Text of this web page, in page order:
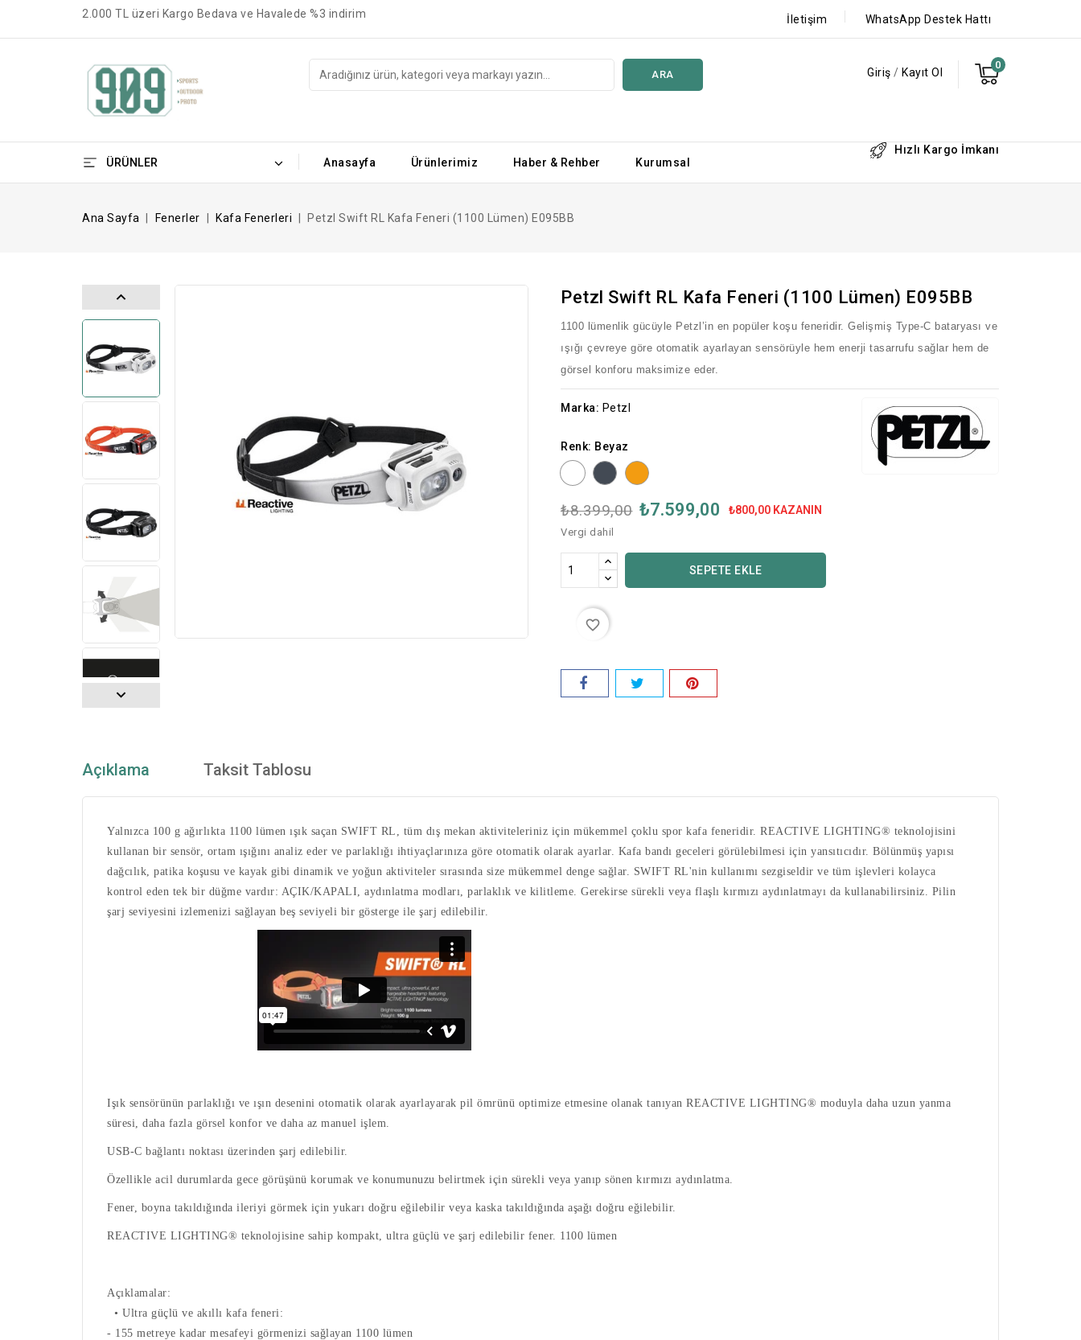
2.000 TL üzeri Kargo Bedava ve Havalede %3 indirim İletişim WhatsApp Destek Hattı
0
Giriş / Kayıt Ol
ARA
ÜRÜNLER Anasayfa Ürünlerimiz Haber & Rehber Kurumsal
Hızlı Kargo İmkanı
Ana Sayfa Fenerler Kafa Fenerleri Petzl Swift RL Kafa Feneri (1100 Lümen) E095BB
Petzl Swift RL Kafa Feneri (1100 Lümen) E095BB
1100 lümenlik gücüyle Petzl’in en popüler koşu feneridir. Gelişmiş Type-C bataryası ve
ışığı çevreye göre otomatik ayarlayan sensörüyle hem enerji tasarrufu sağlar hem de
görsel konforu maksimize eder.
Marka: Petzl
Renk: Beyaz
BeyazSiyah Turuncu
₺8.399,00 ₺7.599,00 ₺800,00 KAZANIN
Vergi dahil
SEPETE EKLE
favorite_border
Açıklama Taksit Tablosu
Yalnızca 100 g ağırlıkta 1100 lümen ışık saçan SWIFT RL, tüm dış mekan aktiviteleriniz için mükemmel çoklu spor kafa feneridir. REACTIVE LIGHTING® teknolojisini
kullanan bir sensör, ortam ışığını analiz eder ve parlaklığı ihtiyaçlarınıza göre otomatik olarak ayarlar. Kafa bandı geceleri görülebilmesi için yansıtıcıdır. Bölünmüş yapısı
dağcılık, patika koşusu ve kayak gibi dinamik ve yoğun aktiviteler sırasında size mükemmel denge sağlar. SWIFT RL'nin kullanımı sezgiseldir ve tüm işlevleri kolayca
kontrol eden tek bir düğme vardır: AÇIK/KAPALI, aydınlatma modları, parlaklık ve kilitleme. Gerekirse sürekli veya flaşlı kırmızı aydınlatmayı da kullanabilirsiniz. Pilin
şarj seviyesini izlemenizi sağlayan beş seviyeli bir gösterge ile şarj edilebilir.
Işık sensörünün parlaklığı ve ışın desenini otomatik olarak ayarlayarak pil ömrünü optimize etmesine olanak tanıyan REACTIVE LIGHTING® moduyla daha uzun yanma
süresi, daha fazla görsel konfor ve daha az manuel işlem.
USB-C bağlantı noktası üzerinden şarj edilebilir.
Özellikle acil durumlarda gece görüşünü korumak ve konumunuzu belirtmek için sürekli veya yanıp sönen kırmızı aydınlatma.
Fener, boyna takıldığında ileriyi görmek için yukarı doğru eğilebilir veya kaska takıldığında aşağı doğru eğilebilir.
REACTIVE LIGHTING® teknolojisine sahip kompakt, ultra güçlü ve şarj edilebilir fener. 1100 lümen
Açıklamalar:
• Ultra güçlü ve akıllı kafa feneri:
- 155 metreye kadar mesafeyi görmenizi sağlayan 1100 lümen